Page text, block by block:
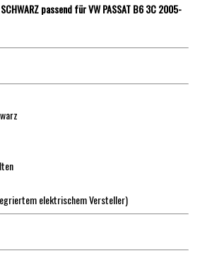
SCHWARZ passend für VW PASSAT B6 3C 2005-
elektrischem Versteller)